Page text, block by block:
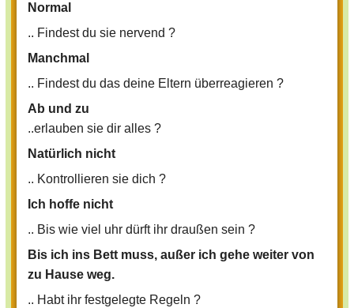
Normal
.. Findest du sie nervend ?
Manchmal
.. Findest du das deine Eltern überreagieren ?
Ab und zu
..erlauben sie dir alles ?
Natürlich nicht
.. Kontrollieren sie dich ?
Ich hoffe nicht
.. Bis wie viel uhr dürft ihr draußen sein ?
Bis ich ins Bett muss, außer ich gehe weiter von
zu Hause weg.
.. Habt ihr festgelegte Regeln ?